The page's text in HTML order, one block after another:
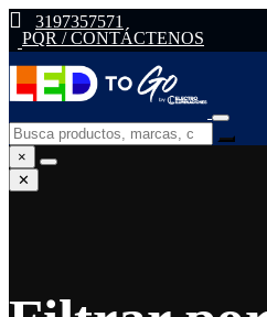
3197357571
PQR / CONTÁCTENOS
×
✕